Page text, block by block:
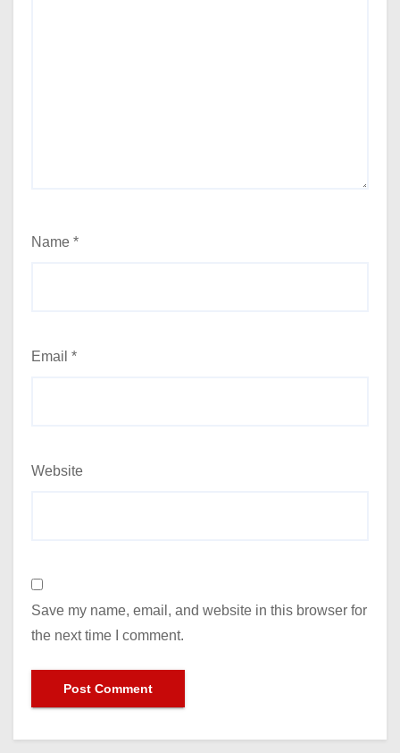
Name *
Email *
Website
Save my name, email, and website in this browser for
the next time I comment.